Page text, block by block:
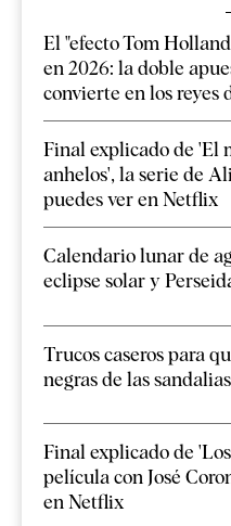
El "efecto Tom
en 2026: la doble
convierte en los reyes
Final explicado de 'El
anhelos', la serie de
puedes ver en Netflix
Calendario lunar de
eclipse solar y
Trucos caseros para
negras de las
Final explicado de
película con José
en Netflix